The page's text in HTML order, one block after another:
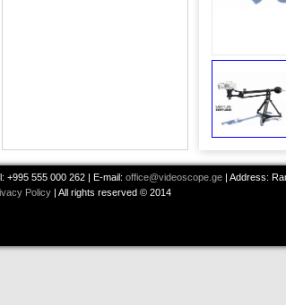
+995 555 000 262 | E-mail: office@videoscope.ge| Address:
Policy | All rights reserved © 2014